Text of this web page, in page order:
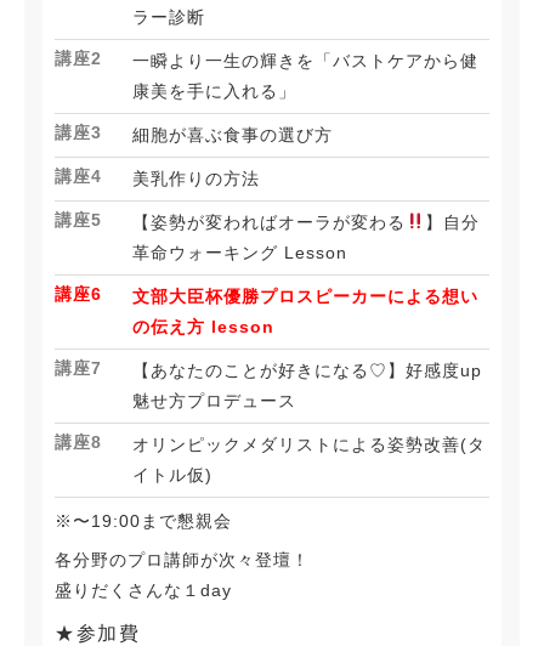
ラー診断
講座2
一瞬より一生の輝きを「バストケアから健
康美を手に入れる」
講座3 細胞が喜ぶ食事の選び方
講座4 美乳作りの方法
講座5 【姿勢が変わればオーラが変わる
】自分
革命ウォーキング Lesson
講座6
文部大臣杯優勝プロスピーカーによる想い
の伝え方 lesson
講座7
【あなたのことが好きになる♡】好感度up
魅せ方プロデュース
講座8
オリンピックメダリストによる姿勢改善(タ
イトル仮)
※〜19:00まで懇親会
各分野のプロ講師が次々登壇！
盛りだくさんな１day
★参加費